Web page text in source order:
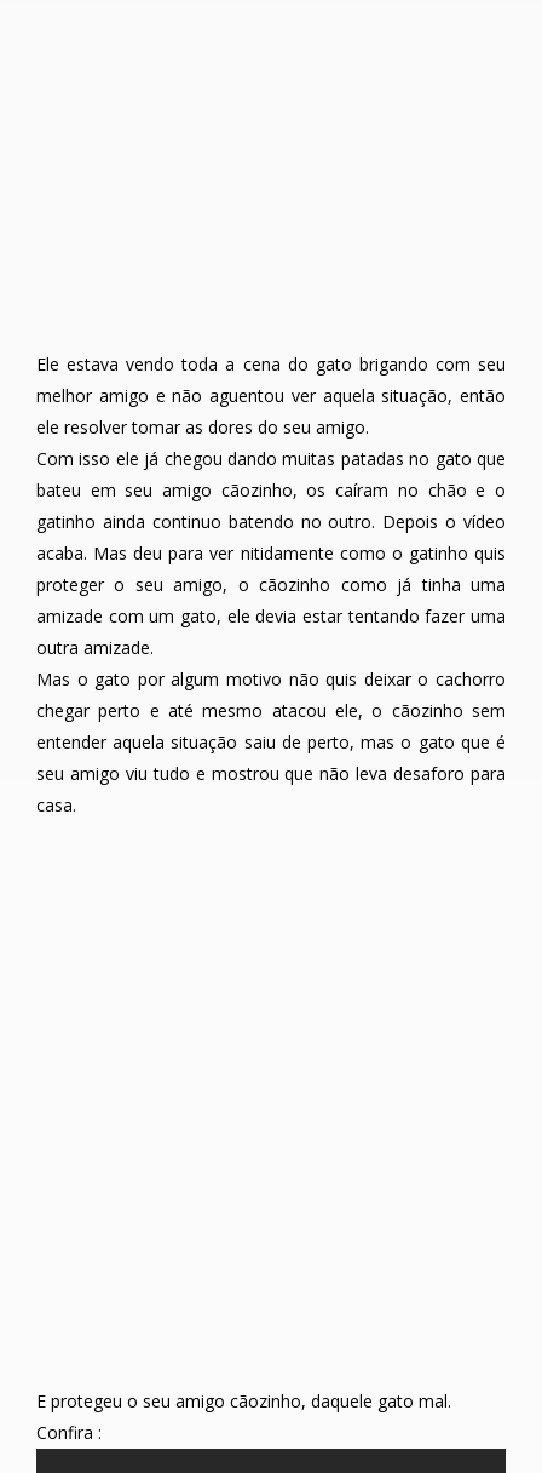
Ele estava vendo toda a cena do gato brigando com seu
melhor amigo e não aguentou ver aquela situação, então
ele resolver tomar as dores do seu amigo.
Com isso ele já chegou dando muitas patadas no gato que
bateu em seu amigo cãozinho, os caíram no chão e o
gatinho ainda continuo batendo no outro. Depois o vídeo
acaba. Mas deu para ver nitidamente como o gatinho quis
proteger o seu amigo, o cãozinho como já tinha uma
amizade com um gato, ele devia estar tentando fazer uma
outra amizade.
Mas o gato por algum motivo não quis deixar o cachorro
chegar perto e até mesmo atacou ele, o cãozinho sem
entender aquela situação saiu de perto, mas o gato que é
seu amigo viu tudo e mostrou que não leva desaforo para
casa.
E protegeu o seu amigo cãozinho, daquele gato mal.
Confira :